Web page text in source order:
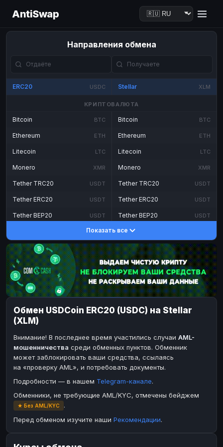
AntiSwap
Направления обмена
ERC20 USDC Stellar XLM
КРИПТОВАЛЮТА
Bitcoin BTC
Ethereum ETH
Litecoin LTC
Monero XMR
Tether TRC20 USDT
Tether ERC20 USDT
Tether BEP20 USDT
DASH
Toncoin TON
Dogecoin DOGE
TRX TRON
Bitcoin Cash BCH
BinanceCoin BEP20
Ether Classic
SOL
Ripple XRP
Bitcoin BTC
Ethereum ETH
Litecoin LTC
Monero XMR
Tether TRC20 USDT
Tether ERC20 USDT
Tether BEP20 USDT
DASH
Toncoin TON
Dogecoin DOGE
TRX TRON
Bitcoin Cash BCH
BinanceCoin
Ripple
Paxum USD
Perfect Money
Payoneer USD
Paxum
Payoneer
Показать все
Обмен USDCoin ERC20 (USDC) на Stellar
(XLM)
Внимание! В последнее время участились случаи AML-
мошенничества среди обменных пунктов. Обменник
может заблокировать ваши средства, ссылаясь
на «проверку AML», и потребовать документы.
Подробности — в нашем Telegram-канале.
Обменники, не требующие AML/KYC, отмечены бейджем
★ Без AML/KYC
.
Перед обменом изучите наши Рекомендации.